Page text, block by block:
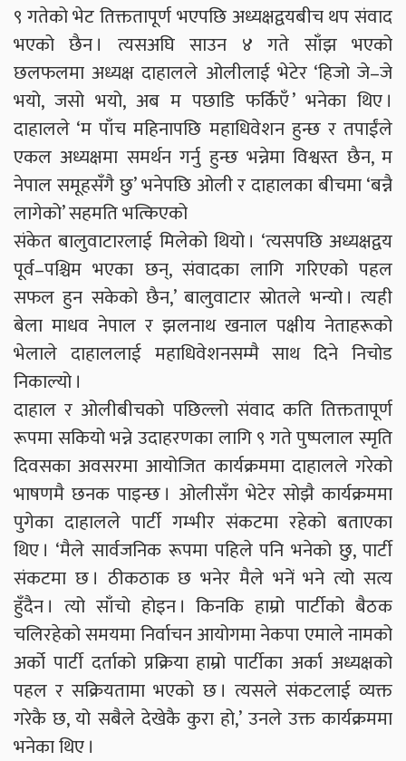
९ गतेको भेट तिक्ततापूर्ण भएपछि अध्यक्षद्वयबीच थप संवाद
भएको छैन । त्यसअघि साउन ४ गते साँझ भएको
छलफलमा अध्यक्ष दाहालले ओलीलाई भेटेर ‘हिजो जे–जे
भयो, जसो भयो, अब म पछाडि फर्किएँ ’ भनेका थिए ।
दाहालले ‘म पाँच महिनापछि महाधिवेशन हुन्छ र तपाईंले
एकल अध्यक्षमा समर्थन गर्नु हुन्छ भन्नेमा विश्वस्त छैन, म
नेपाल समूहसँगै छु’ भनेपछि ओली र दाहालका बीचमा ‘बन्नै
लागेको’ सहमति भत्किएको
संकेत बालुवाटारलाई मिलेको थियो । ‘त्यसपछि अध्यक्षद्वय
पूर्व–पश्चिम भएका छन्, संवादका लागि गरिएको पहल
सफल हुन सकेको छैन,’ बालुवाटार स्रोतले भन्यो । त्यही
बेला माधव नेपाल र झलनाथ खनाल पक्षीय नेताहरूको
भेलाले दाहाललाई महाधिवेशनसम्मै साथ दिने निचोड
निकाल्यो ।
दाहाल र ओलीबीचको पछिल्लो संवाद कति तिक्ततापूर्ण
रूपमा सकियो भन्ने उदाहरणका लागि ९ गते पुष्पलाल स्मृति
दिवसका अवसरमा आयोजित कार्यक्रममा दाहालले गरेको
भाषणमै छनक पाइन्छ । ओलीसँग भेटेर सोझै कार्यक्रममा
पुगेका दाहालले पार्टी गम्भीर संकटमा रहेको बताएका
थिए । ‘मैले सार्वजनिक रूपमा पहिले पनि भनेको छु, पार्टी
संकटमा छ । ठीकठाक छ भनेर मैले भनें भने त्यो सत्य
हुँदैन । त्यो साँचो होइन । किनकि हाम्रो पार्टीको बैठक
चलिरहेको समयमा निर्वाचन आयोगमा नेकपा एमाले नामको
अर्को पार्टी दर्ताको प्रक्रिया हाम्रो पार्टीका अर्का अध्यक्षको
पहल र सक्रियतामा भएको छ । त्यसले संकटलाई व्यक्त
गरेकै छ, यो सबैले देखेकै कुरा हो,’ उनले उक्त कार्यक्रममा
भनेका थिए ।